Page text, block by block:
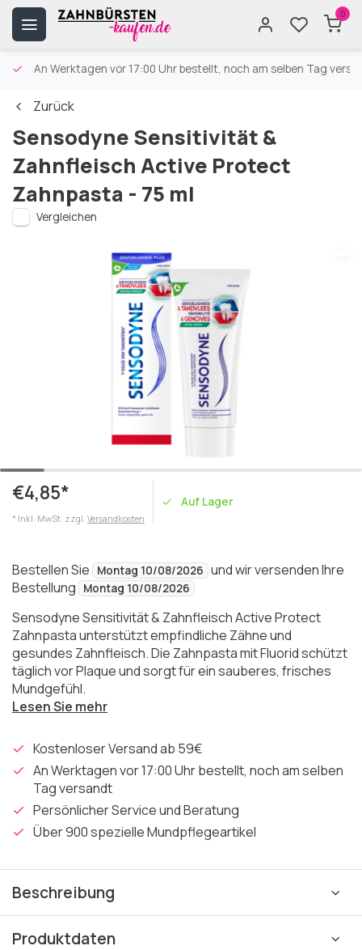
0
An Werktagen vor 17:00 Uhr bestellt, noch am selben Tag
Zurück
Sensodyne Sensitivität &
Zahnfleisch Active Protect
Zahnpasta - 75 ml
Vergleichen
€4,85*
* Inkl. MwSt. zzgl. Versandkosten
Auf Lager
Bestellen Sie Montag 10/08/2026 und wir versenden Ihre
Bestellung
Montag 10/08/2026
Sensodyne Sensitivität & Zahnfleisch Active Protect
Zahnpasta unterstützt empfindliche Zähne und
gesundes Zahnfleisch. Die Zahnpasta mit Fluorid schützt
täglich vor Plaque und sorgt für ein sauberes, frisches
Mundgefühl.
Lesen Sie mehr
Kostenloser Versand ab 59€
An Werktagen vor 17:00 Uhr bestellt, noch am selben
Tag versandt
Persönlicher Service und Beratung
Über 900 spezielle Mundpflegeartikel
Beschreibung
Produktdaten